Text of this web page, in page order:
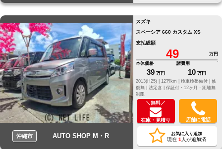
沖縄市 AUTO SHOP M・R
スズキ
スペーシア 660 カスタム XS
支払総額
49
万円
本体価格
39 万円
諸費用
10 万円
2013(H25) |
12万km | 検車検整備付 | 修
復無 | 法定含 | 保証付・12ヶ月・距離無
制限
＼無料／
在庫・見積り 店舗に電話
お気に入り追加
現在 1 人が追加済